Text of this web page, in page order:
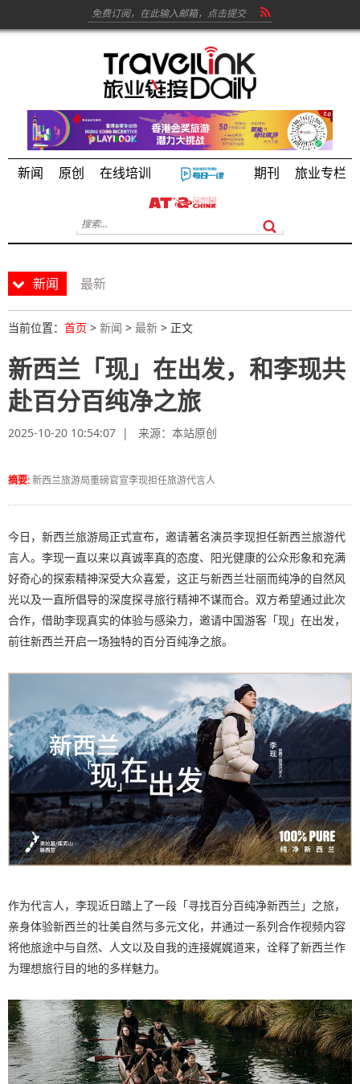
新闻 原创 在线培训 期刊 旅业专栏
新闻 最新
当前位置： 首页 > 新闻 > 最新 > 正文
新西兰「现」在出发，和李现共
赴百分百纯净之旅
2025-10-20 10:54:07 | 来源： 本站原创
摘要:新西兰旅游局重磅官宣李现担任旅游代言人
今日，新西兰旅游局正式宣布，邀请著名演员李现担任新西兰旅游代
言人。李现一直以来以真诚率真的态度、阳光健康的公众形象和充满
好奇心的探索精神深受大众喜爱，这正与新西兰壮丽而纯净的自然风
光以及一直所倡导的深度探寻旅行精神不谋而合。双方希望通过此次
合作，借助李现真实的体验与感染力，邀请中国游客「现」在出发，
前往新西兰开启一场独特的百分百纯净之旅。
作为代言人，李现近日踏上了一段「寻找百分百纯净新西兰」之旅，
亲身体验新西兰的壮美自然与多元文化，并通过一系列合作视频内容
将他旅途中与自然、人文以及自我的连接娓娓道来，诠释了新西兰作
为理想旅行目的地的多样魅力。